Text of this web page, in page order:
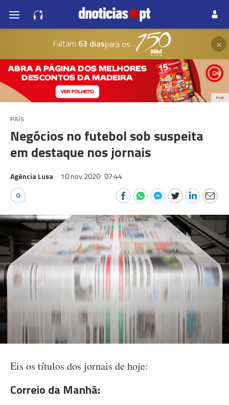
Faltam 63 diaspara os ×
PUB
PAÍS
Negócios no futebol sob suspeita
em destaque nos jornais
Agência Lusa 10 nov 2020 07:44
0
Eis os títulos dos jornais de hoje:
Correio da Manhã: